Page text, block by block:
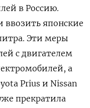
в Россию.
ввозить японские
Эти меры
с двигателем
а
Prius и Nissan
прекратила